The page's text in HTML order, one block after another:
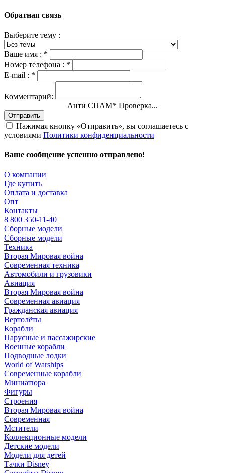
Обратная связь
Выберите тему :
Ваше имя : *
Номер телефона : *
E-mail : *
Комментарий:
Анти СПАМ* Проверка...
Отправить
Нажимая кнопку «Отправить», вы соглашаетесь с
условиями Политики конфиденциальности
Ваше сообщение успешно отправлено!
О компании
Где купить
Оплата и доставка
Опт
Контакты
8 800 350-11-40
Сборные модели
Сборные модели
Техника
Вторая Мировая война
Современная техника
Автомобили и грузовики
Авиация
Вторая Мировая война
Современная авиация
Гражданская авиация
Вертолёты
Корабли
Парусные и пассажирские
Военные корабли
Подводные лодки
World of Warships
Современные корабли
Миниатюра
Фигуры
Строения
Вторая Мировая война
Современная
Мстители
Коллекционные модели
Детские модели
Модели для детей
Тачки Disney